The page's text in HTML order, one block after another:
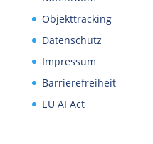
Objekttracking
Datenschutz
Impressum
Barrierefreiheit
EU AI Act